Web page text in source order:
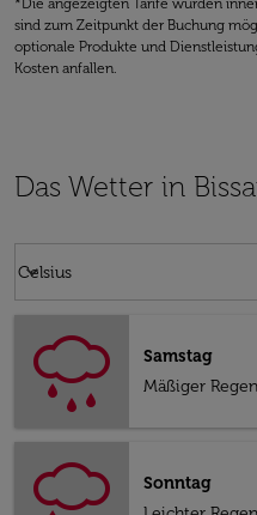
*Die angezeigten Tarife wurden
sind zum Zeitpunkt der Buchung
optionale Produkte und
Kosten anfallen.
Das Wetter in
Celsius
keyboard_arrow_down
Samstag
Mäßiger Regen
Sonntag